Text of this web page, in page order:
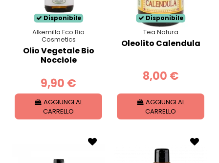
Disponibile
Alkemilla Eco Bio
Cosmetics
Olio Vegetale Bio
Nocciole
9,90 €
AGGIUNGI AL
CARRELLO
Disponibile
Tea Natura
Oleolito Calendula
8,00 €
AGGIUNGI AL
CARRELLO